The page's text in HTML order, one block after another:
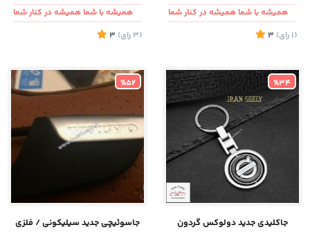
همیشه با شما همیشه در کنار شما
(1 رای)
3
همیشه با شما همیشه در کنار شما
(3
رای)
3
%34
جاکلیدی جدید دولوکس گردون
%52
جاسوئیچی جدید سیلیکونی / فلزی